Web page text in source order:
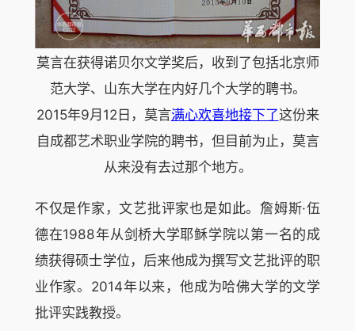
莫言在获得诺贝尔文学奖后，收到了包括北京师
范大学、山东大学在内好几个大学的聘书。
2015年9月12日，莫言满心欢喜地接下了这份来
自成都艺术职业学院的聘书，但目前为止，莫言
从来没有去过那个地方。
不仅是作家，文艺批评家也是如此。詹姆斯·伍
德在1988年从剑桥大学耶稣学院以第一名的成
绩获得硕士学位，后来他成为撰写文艺批评的职
业作家。2014年以来，他成为哈佛大学的文学
批评实践教授。